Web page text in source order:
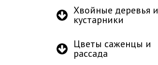
Хвойные деревья и
кустарники
Цветы саженцы и
рассада